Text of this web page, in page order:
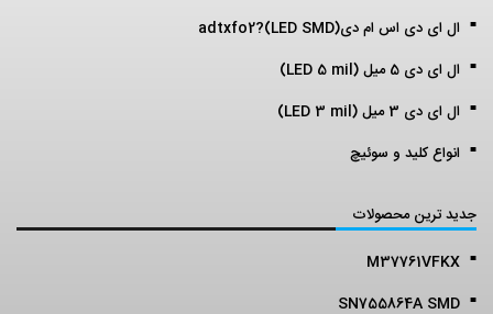
ال ای دی اس ام دی(LED SMD)?adtxfo2
ال ای دی 5 میل (LED 5 mil)
ال ای دی 3 میل (LED 3 mil)
انواع کلید و سوئیچ
جدید ترین محصولات
M37761VFKX
SN755864A SMD